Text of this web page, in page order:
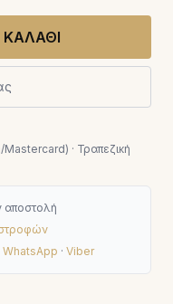
· Τραπεζική
αποστολή
WhatsApp · Viber